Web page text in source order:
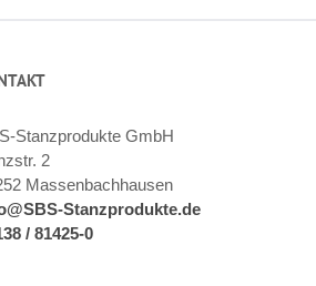
Stanzprodukte GmbH
2
Massenbachhausen
Stanzprodukte.de
/ 81425-0